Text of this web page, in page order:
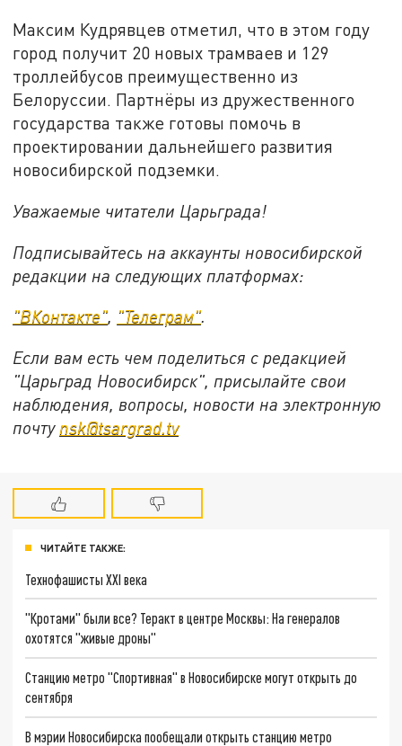
Максим Кудрявцев отметил, что в этом году
город получит 20 новых трамваев и 129
троллейбусов преимущественно из
Белоруссии. Партнёры из дружественного
государства также готовы помочь в
проектировании дальнейшего развития
новосибирской подземки.
Уважаемые читатели Царьграда!
Подписывайтесь на аккаунты новосибирской
редакции на следующих платформах:
"ВКонтакте", "Телеграм".
Если вам есть чем поделиться с редакцией
"Царьград Новосибирск", присылайте свои
наблюдения, вопросы, новости на электронную
почту nsk@tsargrad.tv
ЧИТАЙТЕ ТАКЖЕ:
Технофашисты XXI века
"Кротами" были все? Теракт в центре Москвы: На генералов
охотятся "живые дроны"
Станцию метро "Спортивная" в Новосибирске могут открыть до
сентября
В мэрии Новосибирска пообещали открыть станцию метро